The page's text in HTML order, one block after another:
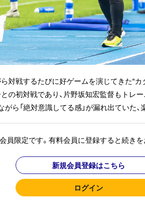
対戦するたびに好ゲームを演じてきた“カ
の初対戦であり、片野坂知宏監督もトレ
ら「絶対意識してる感」が漏れ出ていた、楽
員限定です。有料会員に登録すると続きを
新規会員登録はこちら
ログイン